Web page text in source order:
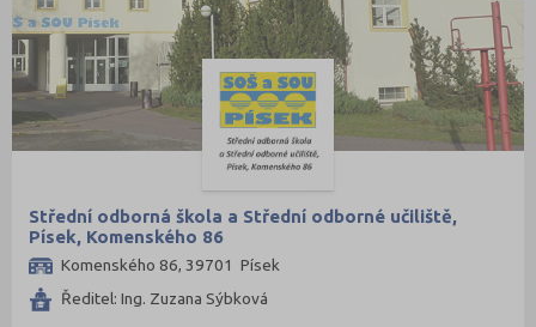
Střední odborná škola a Střední odborné učiliště,
Písek, Komenského 86
Komenského 86, 39701 Písek
Ředitel: Ing. Zuzana Sýbková